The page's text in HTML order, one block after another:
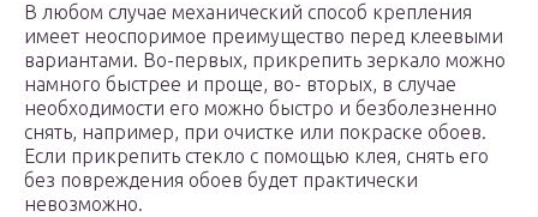
В любом случае механический способ крепления
имеет неоспоримое преимущество перед клеевыми
вариантами. Во-первых, прикрепить зеркало можно
намного быстрее и проще, во- вторых, в случае
необходимости его можно быстро и безболезненно
снять, например, при очистке или покраске обоев.
Если прикрепить стекло с помощью клея, снять его
без повреждения обоев будет практически
невозможно.